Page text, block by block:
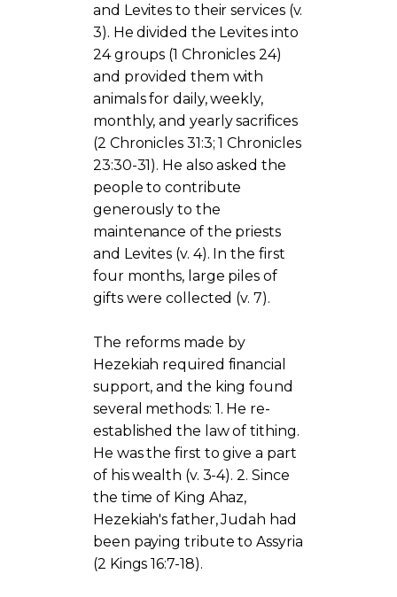
and Levites to their services (v.
3). He divided the Levites into
24 groups (1 Chronicles 24)
and provided them with
animals for daily, weekly,
monthly, and yearly sacrifices
(2 Chronicles 31:3; 1 Chronicles
23:30-31). He also asked the
people to contribute
generously to the
maintenance of the priests
and Levites (v. 4). In the first
four months, large piles of
gifts were collected (v. 7).
The reforms made by
Hezekiah required financial
support, and the king found
several methods: 1. He re-
established the law of tithing.
He was the first to give a part
of his wealth (v. 3-4). 2. Since
the time of King Ahaz,
Hezekiah's father, Judah had
been paying tribute to Assyria
(2 Kings 16:7-18).